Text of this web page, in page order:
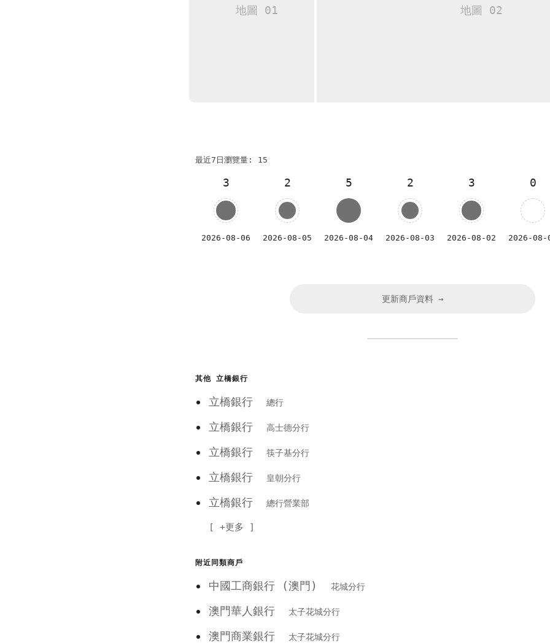
最近7日瀏覽量: 15
3
2026-08-06
2
2026-08-05
5
2026-08-04
2
2026-08-03
3
2026-08-02
0
2026-08-
更新商戶資料 →
其他 立橋銀行
立橋銀行 總行
立橋銀行 高士德分行
立橋銀行 筷子基分行
立橋銀行 皇朝分行
立橋銀行 總行營業部
+更多
附近同類商戶
中國工商銀行 (澳門) 花城分行
澳門華人銀行 太子花城分行
澳門商業銀行 太子花城分行